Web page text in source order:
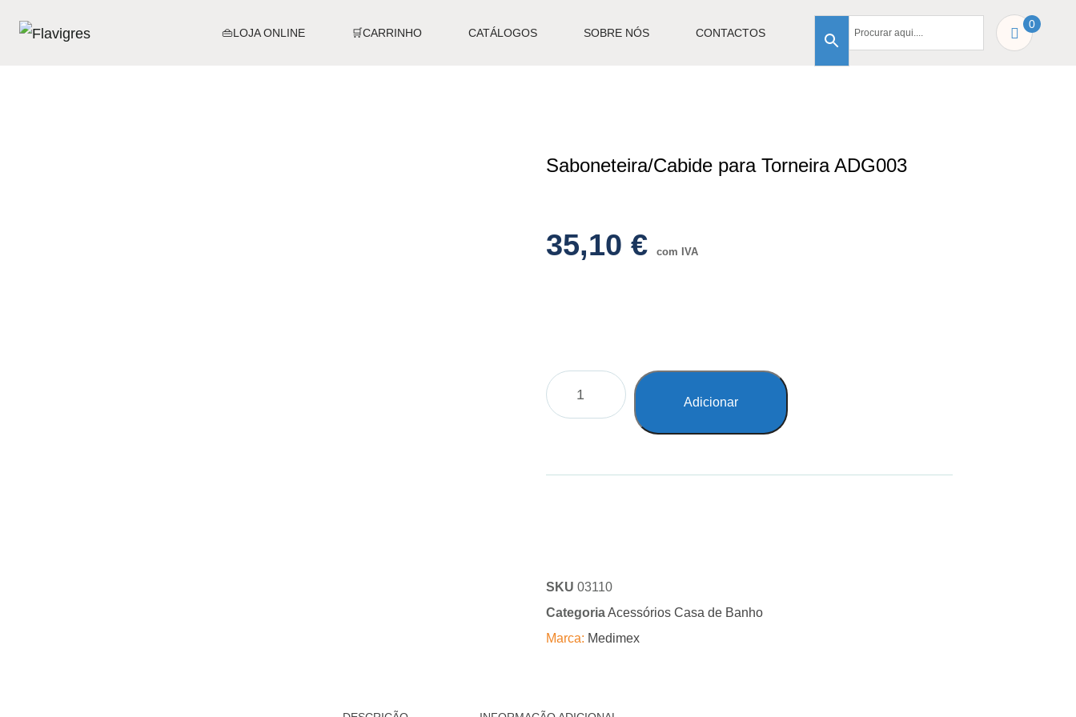
👜LOJA ONLINE 🛒CARRINHO CATÁLOGOS SOBRE NÓS CONTACTOS
0
Saboneteira/Cabide para Torneira ADG003
35,10 € com IVA
Adicionar
SKU 03110
CategoriaAcessórios Casa de Banho
Marca: Medimex